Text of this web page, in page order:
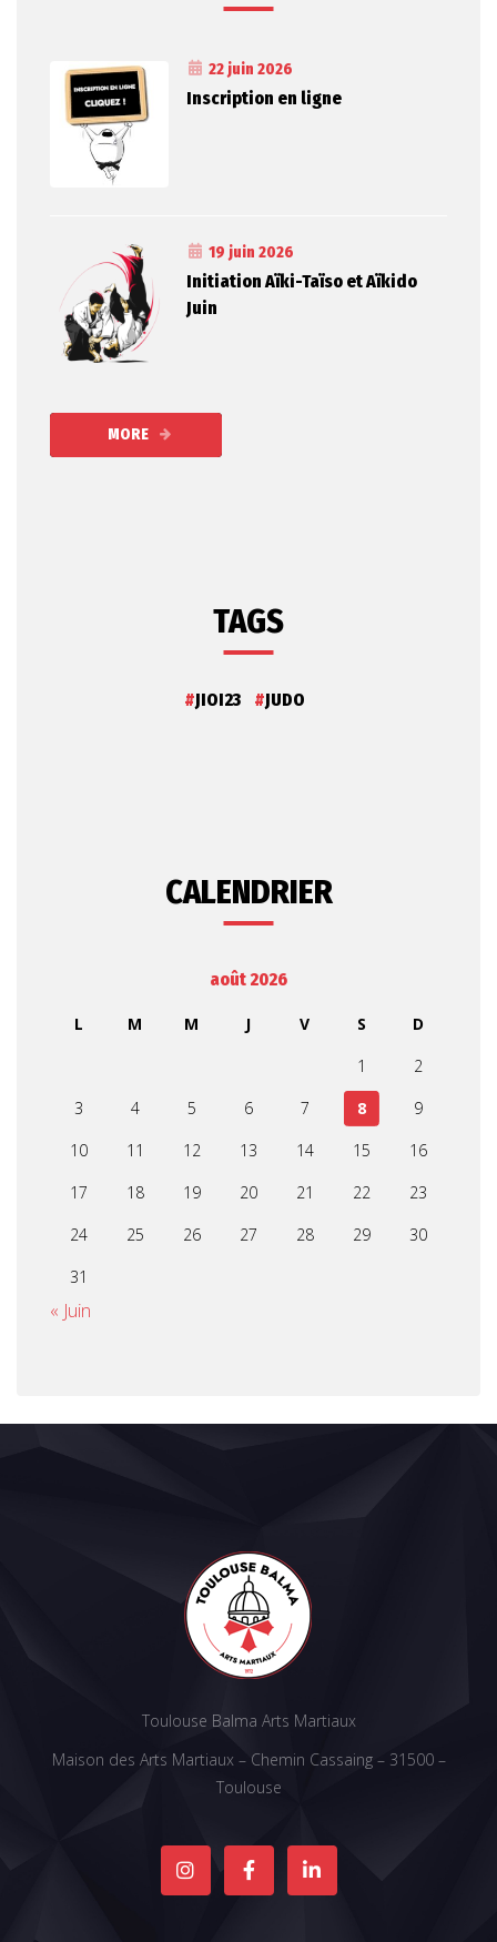
22 juin 2026
Inscription en ligne
19 juin 2026
Initiation Aïki-Taïso et Aïkido
Juin
MORE
TAGS
JIOI23 JUDO
CALENDRIER
août 2026
L M M J V S
D
1
2
3
4 5 6 7 8
9
10
11 12 13 14 15
16
17
18 19 20 21 22
23
24
25 26 27 28 29
30
31
« Juin
Toulouse Balma Arts Martiaux
Maison des Arts Martiaux – Chemin Cassaing – 31500 –
Toulouse